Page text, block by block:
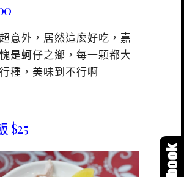
意外，居然這麼好吃，嘉
是蚵仔之鄉，每一顆都大
種，美味到不行啊
$25